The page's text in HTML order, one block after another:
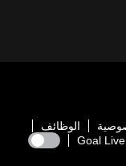
الوظائف
Goal Live